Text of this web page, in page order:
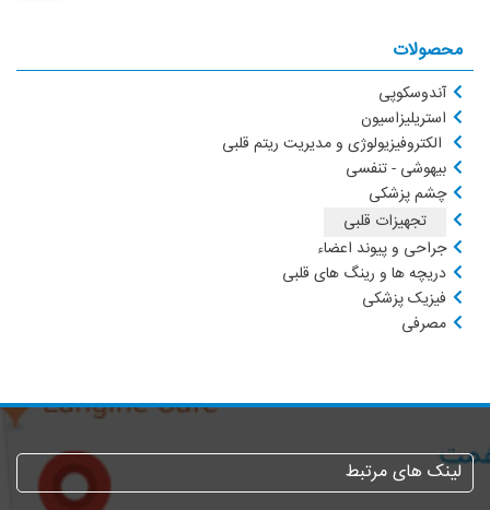
محصولات
آندوسکوپی
استریلیزاسیون
الکتروفیزیولوژی و مدیریت ریتم قلبی
بیهوشی - تنفسی
چشم پزشکی
تجهیزات قلبی
جراحی و پیوند اعضاء
دریچه ها و رینگ های قلبی
فیزیک پزشکی
مصرفی
لینک های مرتبط